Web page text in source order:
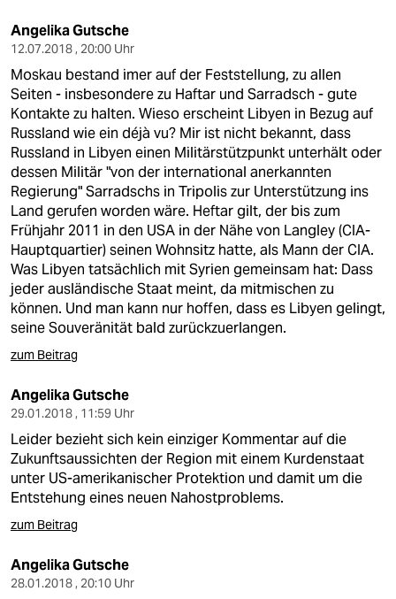
Angelika Gutsche
12.07.2018 , 20:00 Uhr
Moskau bestand imer auf der Feststellung, zu allen
Seiten - insbesondere zu Haftar und Sarradsch - gute
Kontakte zu halten. Wieso erscheint Libyen in Bezug auf
Russland wie ein déjà vu? Mir ist nicht bekannt, dass
Russland in Libyen einen Militärstützpunkt unterhält oder
dessen Militär "von der international anerkannten
Regierung" Sarradschs in Tripolis zur Unterstützung ins
Land gerufen worden wäre. Heftar gilt, der bis zum
Frühjahr 2011 in den USA in der Nähe von Langley (CIA-
Hauptquartier) seinen Wohnsitz hatte, als Mann der CIA.
Was Libyen tatsächlich mit Syrien gemeinsam hat: Dass
jeder ausländische Staat meint, da mitmischen zu
können. Und man kann nur hoffen, dass es Libyen gelingt,
seine Souveränität bald zurückzuerlangen.
zum Beitrag
Angelika Gutsche
29.01.2018 , 11:59 Uhr
Leider bezieht sich kein einziger Kommentar auf die
Zukunftsaussichten der Region mit einem Kurdenstaat
unter US-amerikanischer Protektion und damit um die
Entstehung eines neuen Nahostproblems.
zum Beitrag
Angelika Gutsche
28.01.2018 , 20:10 Uhr